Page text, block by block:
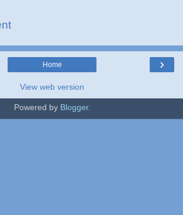
›
Home
View web version
Powered by Blogger.